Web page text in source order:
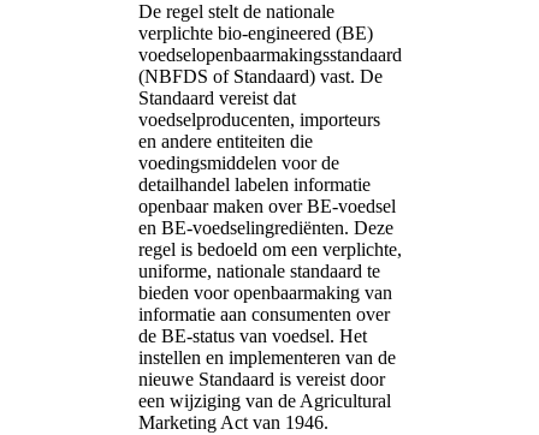
De regel stelt de nationale
verplichte bio-engineered (BE)
voedselopenbaarmakingsstandaard
(NBFDS of Standaard) vast. De
Standaard vereist dat
voedselproducenten, importeurs
en andere entiteiten die
voedingsmiddelen voor de
detailhandel labelen informatie
openbaar maken over BE-voedsel
en BE-voedselingrediënten. Deze
regel is bedoeld om een verplichte,
uniforme, nationale standaard te
bieden voor openbaarmaking van
informatie aan consumenten over
de BE-status van voedsel. Het
instellen en implementeren van de
nieuwe Standaard is vereist door
een wijziging van de Agricultural
Marketing Act van 1946.